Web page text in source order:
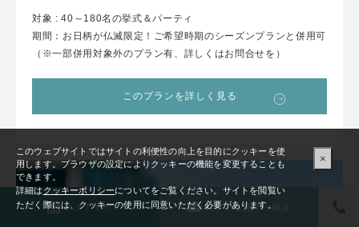
対象 : 40～180名の挙式＆パーティ
期間：お日柄が仏滅限定！ご希望時期のシーズンプランと併用可
（※一部併用対象外のプラン有、詳しくはお問合せを）
このプランを詳しく見る
フェア予約 いつでも見学・相談
このウェブサイトではサイトの利便性の向上を目的にクッキーを使
用します。ブラウザの設定によりクッキーの機能を変更することも
できます。
詳細は クッキーポリシーについてをご覧ください。サイトを閲覧い
ただく際には、クッキーの使用に同意いただく必要があります。
×